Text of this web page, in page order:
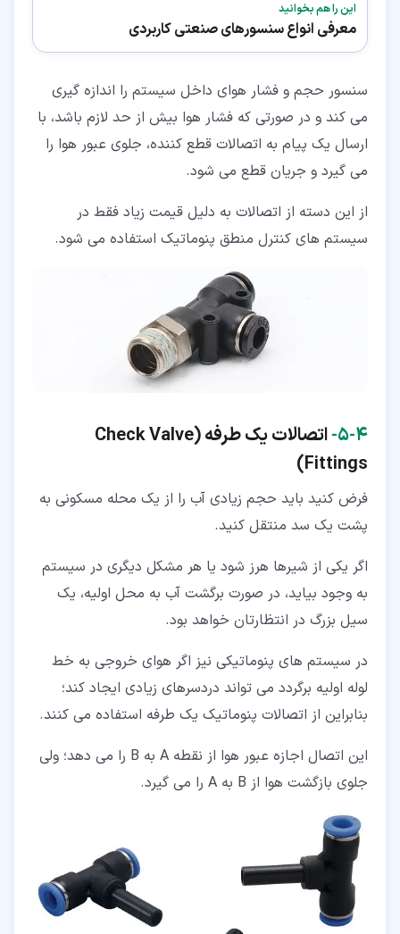
این را هم بخوانید
معرفی انواع سنسورهای صنعتی کاربردی
سنسور حجم و فشار هوای داخل سیستم را اندازه گیری
می کند و در صورتی که فشار هوا بیش از حد لازم باشد، با
ارسال یک پیام به اتصالات قطع کننده، جلوی عبور هوا را
می گیرد و جریان قطع می شود.
از این دسته از اتصالات به دلیل قیمت زیاد فقط در
سیستم های کنترل منطق پنوماتیک استفاده می شود.
۴‏-‏۵‏- اتصالات یک طرفه (Check Valve
Fittings
)
فرض کنید باید حجم زیادی آب را از یک محله مسکونی به
پشت یک سد منتقل کنید.
اگر یکی از شیرها هرز شود یا هر مشکل دیگری در سیستم
به وجود بیاید، در صورت برگشت آب به محل اولیه، یک
سیل بزرگ در انتظارتان خواهد بود.
در سیستم های پنوماتیکی نیز اگر هوای خروجی به خط
لوله اولیه برگردد می تواند دردسرهای زیادی ایجاد کند؛
بنابراین از اتصالات پنوماتیک یک طرفه استفاده می کنند.
این اتصال اجازه عبور هوا از نقطه A به B را می دهد؛ ولی
جلوی بازگشت هوا از B به A را می گیرد.